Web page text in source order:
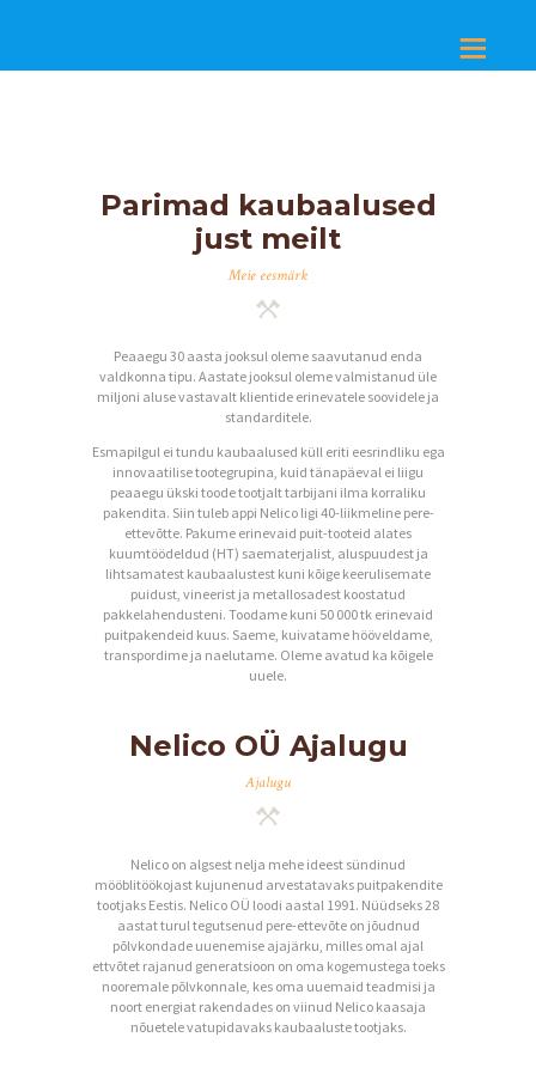
Parimad kaubaalused
just meilt
Meie eesmärk
Peaaegu 30 aasta jooksul oleme saavutanud enda
valdkonna tipu. Aastate jooksul oleme valmistanud üle
miljoni aluse vastavalt klientide erinevatele soovidele ja
standarditele.
Esmapilgul ei tundu kaubaalused küll eriti eesrindliku ega
innovaatilise tootegrupina, kuid tänapäeval ei liigu
peaaegu ükski toode tootjalt tarbijani ilma korraliku
pakendita. Siin tuleb appi Nelico ligi 40-liikmeline pere-
ettevõtte. Pakume erinevaid puit-tooteid alates
kuumtöödeldud (HT) saematerjalist, aluspuudest ja
lihtsamatest kaubaalustest kuni kõige keerulisemate
puidust, vineerist ja metallosadest koostatud
pakkelahendusteni. Toodame kuni 50 000 tk erinevaid
puitpakendeid kuus. Saeme, kuivatame hööveldame,
transpordime ja naelutame. Oleme avatud ka kõigele
uuele.
Nelico OÜ Ajalugu
Ajalugu
Nelico on algsest nelja mehe ideest sündinud
mööblitöökojast kujunenud arvestatavaks puitpakendite
tootjaks Eestis. Nelico OÜ loodi aastal 1991. Nüüdseks 28
aastat turul tegutsenud pere-ettevõte on jõudnud
põlvkondade uuenemise ajajärku, milles omal ajal
ettvõtet rajanud generatsioon on oma kogemustega toeks
nooremale põlvkonnale, kes oma uuemaid teadmisi ja
noort energiat rakendades on viinud Nelico kaasaja
nõuetele vatupidavaks kaubaaluste tootjaks.